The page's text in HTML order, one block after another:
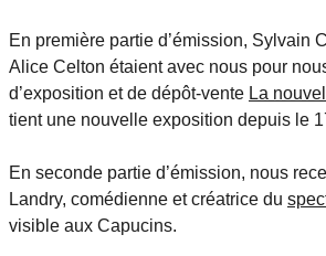
En première partie d’émission, Sylvain
Alice Celton étaient avec nous pour
d’exposition et de dépôt-vente La
tient une nouvelle exposition depuis le
En seconde partie d’émission, nous
Landry, comédienne et créatrice du
visible aux Capucins.